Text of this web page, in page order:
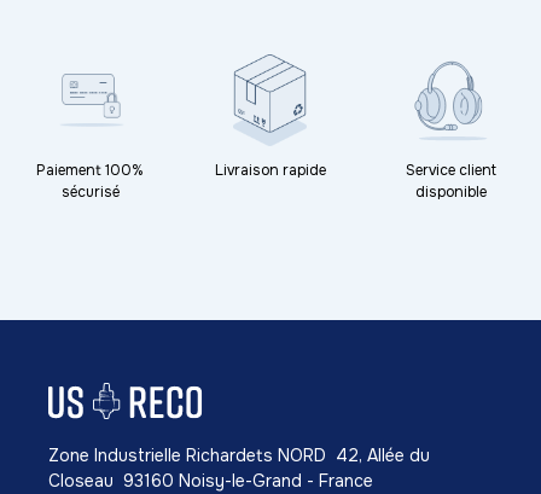
Paiement 100%
sécurisé
Livraison rapide
Service client
disponible
Zone Industrielle Richardets NORD 42, Allée du
Closeau 93160 Noisy-le-Grand - France